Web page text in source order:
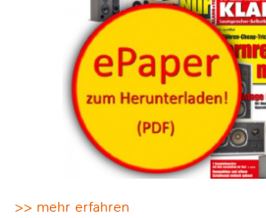
>> mehr erfahren